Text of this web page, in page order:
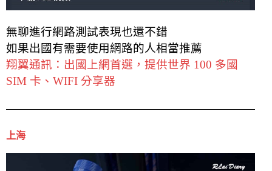
無聊進行網路測試表現也還不錯
如果出國有需要使用網路的人相當推薦
翔翼通訊：出國上網首選，提供世界 100 多國
SIM 卡、WIFI 分享器
上海